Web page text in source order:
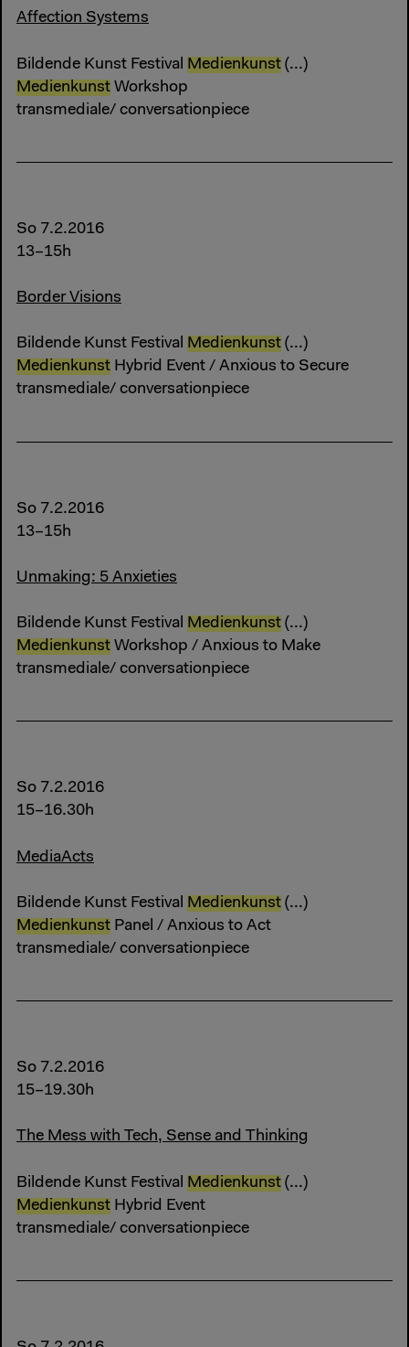
Affection Systems
Bildende Kunst Festival Medienkunst (...)
Medienkunst Workshop
transmediale/ conversationpiece
So 7.2.2016
13–15h
Border Visions
Bildende Kunst Festival Medienkunst (...)
Medienkunst Hybrid Event / Anxious to Secure
transmediale/ conversationpiece
So 7.2.2016
13–15h
Unmaking: 5 Anxieties
Bildende Kunst Festival Medienkunst (...)
Medienkunst Workshop / Anxious to Make
transmediale/ conversationpiece
So 7.2.2016
15–16.30h
MediaActs
Bildende Kunst Festival Medienkunst (...)
Medienkunst Panel / Anxious to Act
transmediale/ conversationpiece
So 7.2.2016
15–19.30h
The Mess with Tech, Sense and Thinking
Bildende Kunst Festival Medienkunst (...)
Medienkunst Hybrid Event
transmediale/ conversationpiece